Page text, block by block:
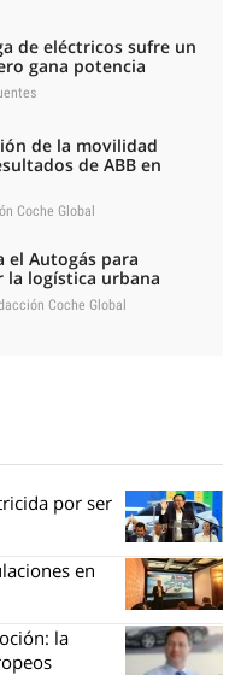
de eléctricos sufre un
gana potencia
de la movilidad
de ABB en
Coche Global
el Autogás para
la logística urbana
Coche Global
por ser
en
la